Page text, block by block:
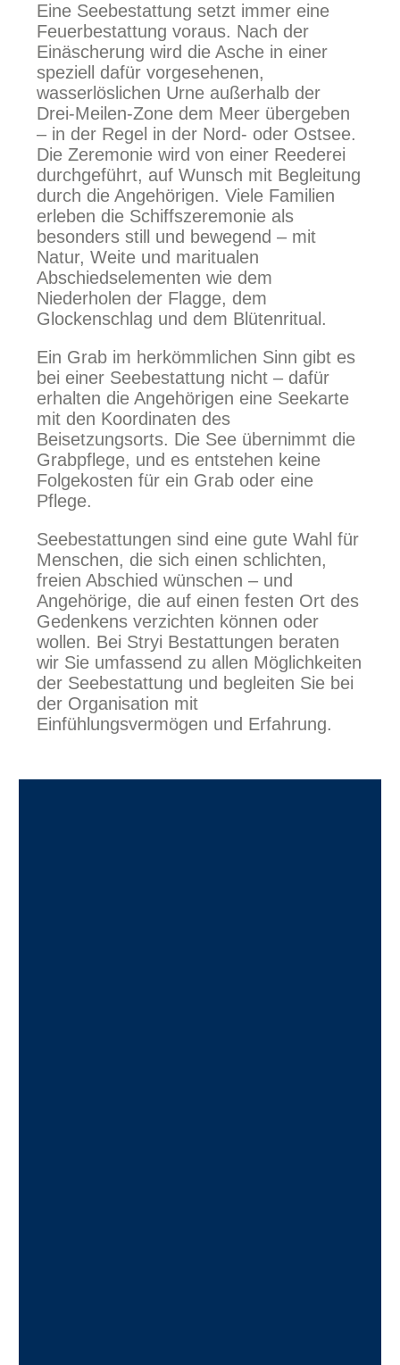
Eine Seebestattung setzt immer eine
Feuerbestattung voraus. Nach der
Einäscherung wird die Asche in einer
speziell dafür vorgesehenen,
wasserlöslichen Urne außerhalb der
Drei-Meilen-Zone dem Meer übergeben
– in der Regel in der Nord- oder Ostsee.
Die Zeremonie wird von einer Reederei
durchgeführt, auf Wunsch mit Begleitung
durch die Angehörigen. Viele Familien
erleben die Schiffszeremonie als
besonders still und bewegend – mit
Natur, Weite und maritualen
Abschiedselementen wie dem
Niederholen der Flagge, dem
Glockenschlag und dem Blütenritual.
Ein Grab im herkömmlichen Sinn gibt es
bei einer Seebestattung nicht – dafür
erhalten die Angehörigen eine Seekarte
mit den Koordinaten des
Beisetzungsorts. Die See übernimmt die
Grabpflege, und es entstehen keine
Folgekosten für ein Grab oder eine
Pflege.
Seebestattungen sind eine gute Wahl für
Menschen, die sich einen schlichten,
freien Abschied wünschen – und
Angehörige, die auf einen festen Ort des
Gedenkens verzichten können oder
wollen. Bei Stryi Bestattungen beraten
wir Sie umfassend zu allen Möglichkeiten
der Seebestattung und begleiten Sie bei
der Organisation mit
Einfühlungsvermögen und Erfahrung.